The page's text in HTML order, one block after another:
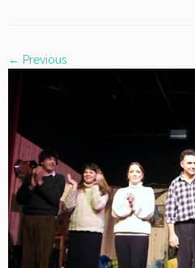
← Previous